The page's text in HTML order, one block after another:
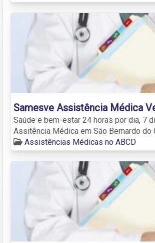
Samesve Assistência Médica
Saúde e bem-estar 24 horas por dia, 7
Assitência Médica em São Bernardo do
Assistências Médicas no ABCD